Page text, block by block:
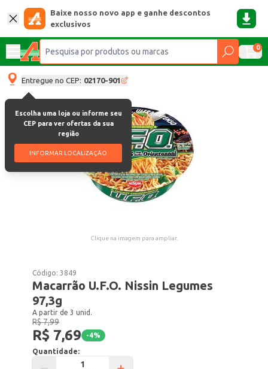
Baixe nosso novo app e ganhe descontos
exclusivos
0
Entregue no CEP: 02170-901
Escolha uma loja ou informe seu
CEP para ver ofertas da sua
região
INFORMAR LOCALIZAÇÃO
Clique na imagem para ampliar.
Código:3849
Macarrão U.F.O. Nissin Legumes
97,3g
A partir de 3 unid.
R$ 7,99
R$ 7,69 -4%
Quantidade: